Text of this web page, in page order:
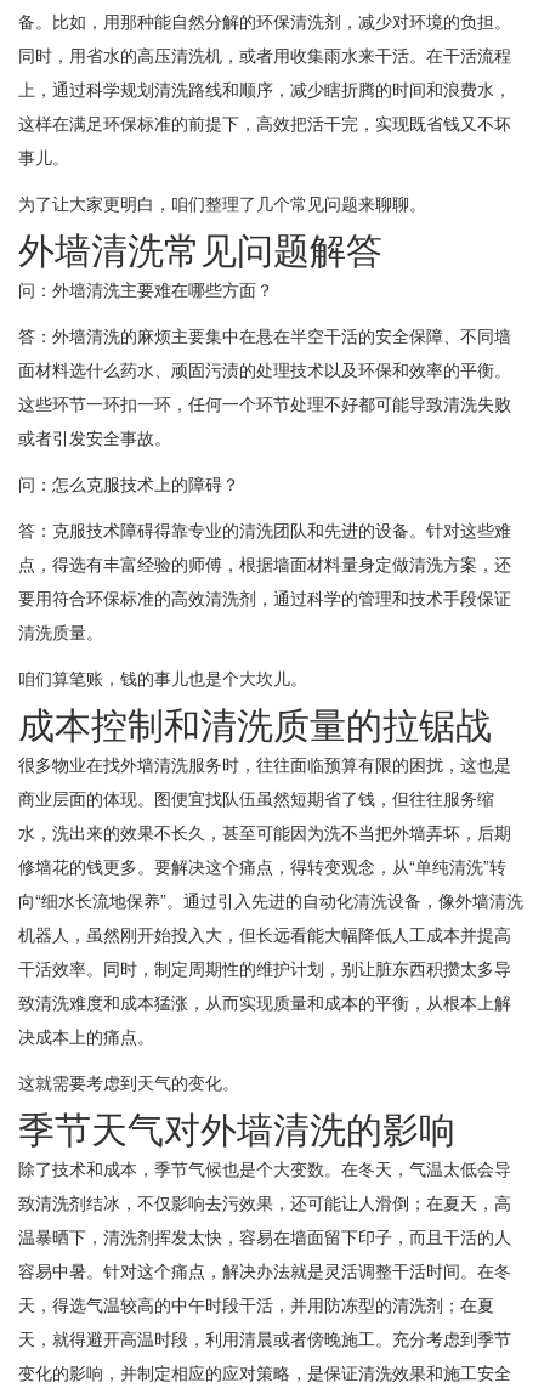
备。比如，用那种能自然分解的环保清洗剂，减少对环境的负担。
同时，用省水的高压清洗机，或者用收集雨水来干活。在干活流程
上，通过科学规划清洗路线和顺序，减少瞎折腾的时间和浪费水，
这样在满足环保标准的前提下，高效把活干完，实现既省钱又不坏
事儿。
为了让大家更明白，咱们整理了几个常见问题来聊聊。
外墙清洗常见问题解答
问：外墙清洗主要难在哪些方面？
答：外墙清洗的麻烦主要集中在悬在半空干活的安全保障、不同墙
面材料选什么药水、顽固污渍的处理技术以及环保和效率的平衡。
这些环节一环扣一环，任何一个环节处理不好都可能导致清洗失败
或者引发安全事故。
问：怎么克服技术上的障碍？
答：克服技术障碍得靠专业的清洗团队和先进的设备。针对这些难
点，得选有丰富经验的师傅，根据墙面材料量身定做清洗方案，还
要用符合环保标准的高效清洗剂，通过科学的管理和技术手段保证
清洗质量。
咱们算笔账，钱的事儿也是个大坎儿。
成本控制和清洗质量的拉锯战
很多物业在找外墙清洗服务时，往往面临预算有限的困扰，这也是
商业层面的体现。图便宜找队伍虽然短期省了钱，但往往服务缩
水，洗出来的效果不长久，甚至可能因为洗不当把外墙弄坏，后期
修墙花的钱更多。要解决这个痛点，得转变观念，从“单纯清洗”转
向“细水长流地保养”。通过引入先进的自动化清洗设备，像外墙清洗
机器人，虽然刚开始投入大，但长远看能大幅降低人工成本并提高
干活效率。同时，制定周期性的维护计划，别让脏东西积攒太多导
致清洗难度和成本猛涨，从而实现质量和成本的平衡，从根本上解
决成本上的痛点。
这就需要考虑到天气的变化。
季节天气对外墙清洗的影响
除了技术和成本，季节气候也是个大变数。在冬天，气温太低会导
致清洗剂结冰，不仅影响去污效果，还可能让人滑倒；在夏天，高
温暴晒下，清洗剂挥发太快，容易在墙面留下印子，而且干活的人
容易中暑。针对这个痛点，解决办法就是灵活调整干活时间。在冬
天，得选气温较高的中午时段干活，并用防冻型的清洗剂；在夏
天，就得避开高温时段，利用清晨或者傍晚施工。充分考虑到季节
变化的影响，并制定相应的应对策略，是保证清洗效果和施工安全